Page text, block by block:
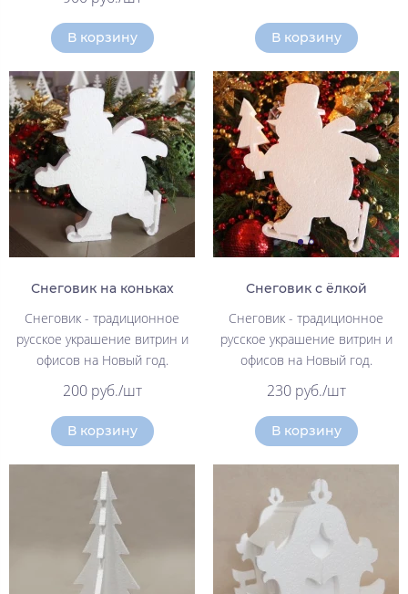
В корзину В корзину
Снеговик на коньках
Снеговик - традиционное
русское украшение витрин и
офисов на Новый год.
200 руб./шт
В корзину
Снеговик с ёлкой
Снеговик - традиционное
русское украшение витрин и
офисов на Новый год.
230 руб./шт
В корзину